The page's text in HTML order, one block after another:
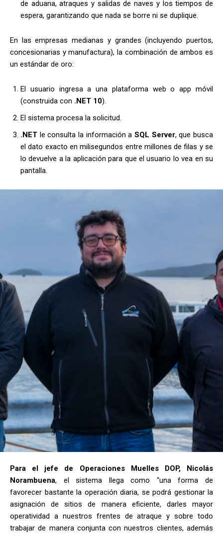
de aduana, atraques y salidas de naves y los tiempos de
espera, garantizando que nada se borre ni se duplique.
En las empresas medianas y grandes (incluyendo puertos,
concesionarias y manufactura), la combinación de ambos es
un estándar de oro:
El usuario ingresa a una plataforma web o app móvil
(construida con .NET 10).
El sistema procesa la solicitud.
.NET le consulta la información a SQL Server, que busca
el dato exacto en milisegundos entre millones de filas y se
lo devuelve a la aplicación para que el usuario lo vea en su
pantalla.
Para el jefe de Operaciones Muelles DOP, Nicolás
Norambuena, el sistema llega como “una forma de
favorecer bastante la operación diaria, se podrá gestionar la
asignación de sitios de manera eficiente, darles mayor
operatividad a nuestros frentes de atraque y sobre todo
trabajar de manera conjunta con nuestros clientes, además